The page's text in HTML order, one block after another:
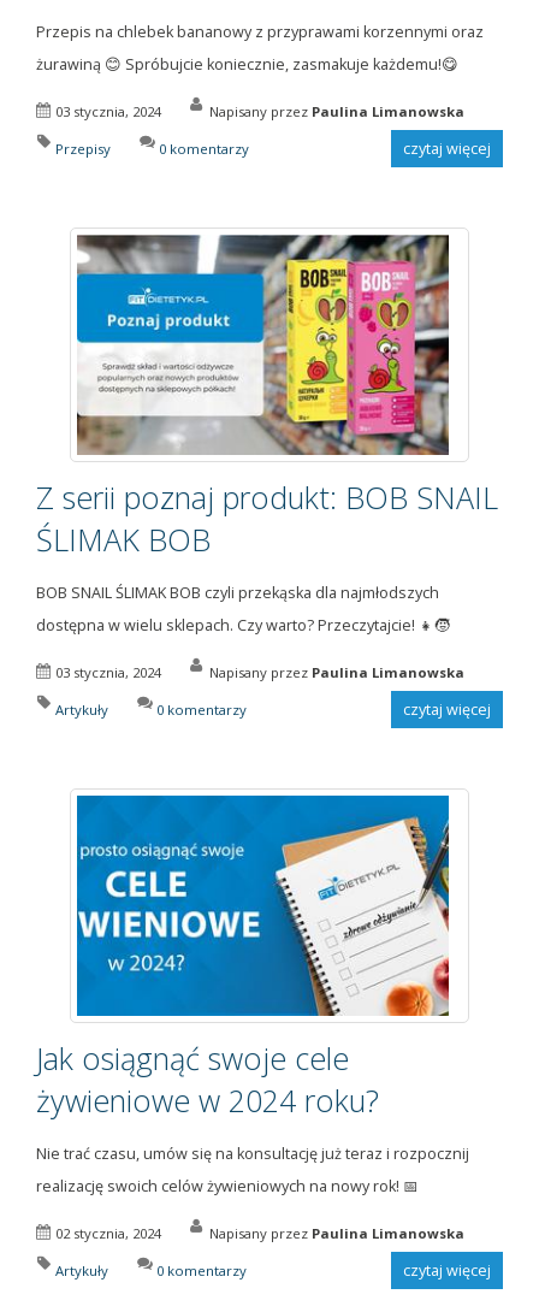
Przepis na chlebek bananowy z przyprawami korzennymi oraz
żurawiną 😊 Spróbujcie koniecznie, zasmakuje każdemu!😋
03 stycznia, 2024 Napisany przez Paulina Limanowska
Przepisy 0 komentarzy czytaj więcej
Z serii poznaj produkt: BOB SNAIL
ŚLIMAK BOB
BOB SNAIL ŚLIMAK BOB czyli przekąska dla najmłodszych
dostępna w wielu sklepach. Czy warto? Przeczytajcie! 👧🧒
03 stycznia, 2024 Napisany przez Paulina Limanowska
Artykuły 0 komentarzy czytaj więcej
Jak osiągnąć swoje cele
żywieniowe w 2024 roku?
Nie trać czasu, umów się na konsultację już teraz i rozpocznij
realizację swoich celów żywieniowych na nowy rok! 📅
02 stycznia, 2024 Napisany przez Paulina Limanowska
Artykuły 0 komentarzy czytaj więcej